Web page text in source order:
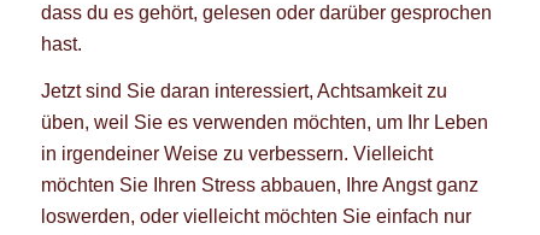
dass du es gehört, gelesen oder darüber gesprochen
hast.
Jetzt sind Sie daran interessiert, Achtsamkeit zu
üben, weil Sie es verwenden möchten, um Ihr Leben
in irgendeiner Weise zu verbessern. Vielleicht
möchten Sie Ihren Stress abbauen, Ihre Angst ganz
loswerden, oder vielleicht möchten Sie einfach nur